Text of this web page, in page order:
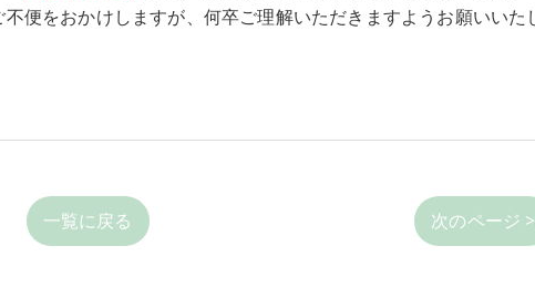
便をおかけしますが、何卒ご理解いただきますようお願いいた
一覧に戻る 次のページ >